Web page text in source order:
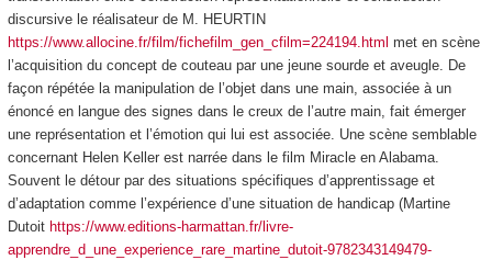
discursive le réalisateur de M. HEURTIN
https://www.allocine.fr/film/fichefilm_gen_cfilm=224194.html met en scène
l’acquisition du concept de couteau par une jeune sourde et aveugle. De
façon répétée la manipulation de l’objet dans une main, associée à un
énoncé en langue des signes dans le creux de l’autre main, fait émerger
une représentation et l’émotion qui lui est associée. Une scène semblable
concernant Helen Keller est narrée dans le film Miracle en Alabama.
Souvent le détour par des situations spécifiques d’apprentissage et
d’adaptation comme l’expérience d’une situation de handicap (Martine
Dutoit https://www.editions-harmattan.fr/livre-
apprendre_d_une_experience_rare_martine_dutoit-9782343149479-